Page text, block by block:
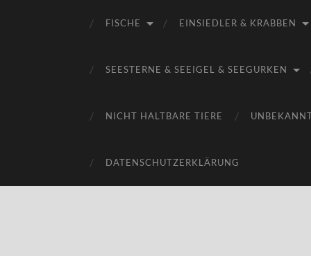
FISCHE EINSIEDLER & KRABBEN
SEESTERNE & SEEIGEL & SEEGURKEN
NICHT HALTBARE TIERE
DATENSCHUTZERKLÄRUNG